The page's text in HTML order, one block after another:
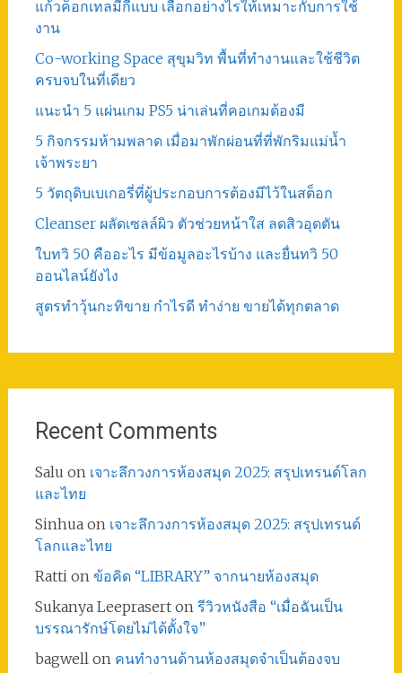
แก้วค็อกเทลมีกี่แบบ เลือกอย่างไรให้เหมาะกับการใช้
งาน
Co-working Space สุขุมวิท พื้นที่ทำงานและใช้ชีวิต
ครบจบในที่เดียว
แนะนำ 5 แผ่นเกม PS5 น่าเล่นที่คอเกมต้องมี
5 กิจกรรมห้ามพลาด เมื่อมาพักผ่อนที่ที่พักริมแม่น้ำ
เจ้าพระยา
5 วัตถุดิบเบเกอรี่ที่ผู้ประกอบการต้องมีไว้ในสต็อก
Cleanser ผลัดเซลล์ผิว ตัวช่วยหน้าใส ลดสิวอุดตัน
ใบทวิ 50 คืออะไร มีข้อมูลอะไรบ้าง และยื่นทวิ 50
ออนไลน์ยังไง
สูตรทําวุ้นกะทิขาย กำไรดี ทำง่าย ขายได้ทุกตลาด
Recent Comments
Salu on เจาะลึกวงการห้องสมุด 2025: สรุปเทรนด์โลก
และไทย
Sinhuaon เจาะลึกวงการห้องสมุด 2025: สรุปเทรนด์
โลกและไทย
Rattion ข้อคิด “LIBRARY” จากนายห้องสมุด
Sukanya Leepraserton รีวิวหนังสือ “เมื่อฉันเป็น
บรรณารักษ์โดยไม่ได้ตั้งใจ”
bagwellon คนทำงานด้านห้องสมุดจำเป็นต้องจบ